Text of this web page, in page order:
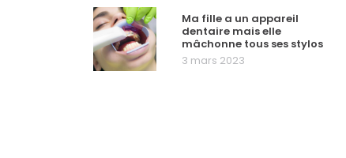
Ma fille a un appareil
dentaire mais elle
mâchonne tous ses stylos
3 mars 2023